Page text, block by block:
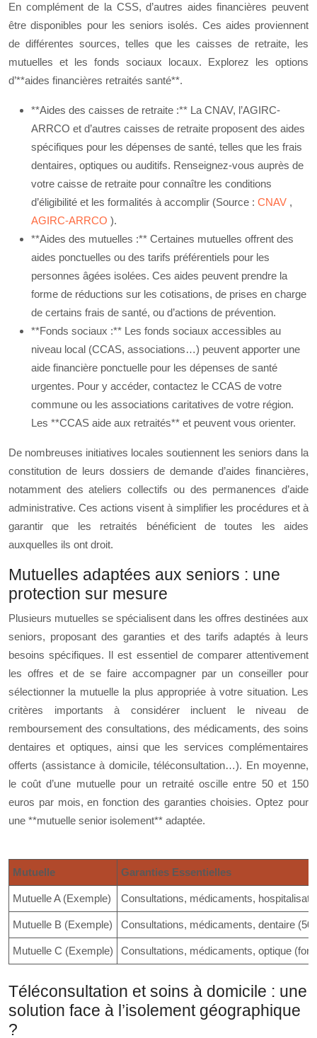
En complément de la CSS, d’autres aides financières peuvent
être disponibles pour les seniors isolés. Ces aides proviennent
de différentes sources, telles que les caisses de retraite, les
mutuelles et les fonds sociaux locaux. Explorez les options
d’**aides financières retraités santé**.
**Aides des caisses de retraite :** La CNAV, l’AGIRC-
ARRCO et d’autres caisses de retraite proposent des aides
spécifiques pour les dépenses de santé, telles que les frais
dentaires, optiques ou auditifs. Renseignez-vous auprès de
votre caisse de retraite pour connaître les conditions
d’éligibilité et les formalités à accomplir (Source : CNAV ,
AGIRC-ARRCO ).
**Aides des mutuelles :** Certaines mutuelles offrent des
aides ponctuelles ou des tarifs préférentiels pour les
personnes âgées isolées. Ces aides peuvent prendre la
forme de réductions sur les cotisations, de prises en charge
de certains frais de santé, ou d’actions de prévention.
**Fonds sociaux :** Les fonds sociaux accessibles au
niveau local (CCAS, associations…) peuvent apporter une
aide financière ponctuelle pour les dépenses de santé
urgentes. Pour y accéder, contactez le CCAS de votre
commune ou les associations caritatives de votre région.
Les **CCAS aide aux retraités** et peuvent vous orienter.
De nombreuses initiatives locales soutiennent les seniors dans la
constitution de leurs dossiers de demande d’aides financières,
notamment des ateliers collectifs ou des permanences d’aide
administrative. Ces actions visent à simplifier les procédures et à
garantir que les retraités bénéficient de toutes les aides
auxquelles ils ont droit.
Mutuelles adaptées aux seniors : une
protection sur mesure
Plusieurs mutuelles se spécialisent dans les offres destinées aux
seniors, proposant des garanties et des tarifs adaptés à leurs
besoins spécifiques. Il est essentiel de comparer attentivement
les offres et de se faire accompagner par un conseiller pour
sélectionner la mutuelle la plus appropriée à votre situation. Les
critères importants à considérer incluent le niveau de
remboursement des consultations, des médicaments, des soins
dentaires et optiques, ainsi que les services complémentaires
offerts (assistance à domicile, téléconsultation…). En moyenne,
le coût d’une mutuelle pour un retraité oscille entre 50 et 150
euros par mois, en fonction des garanties choisies. Optez pour
une **mutuelle senior isolement** adaptée.
Mutuelle Garanties Essentielles
Mutuelle A (Exemple) Consultations, médicaments,
Mutuelle B (Exemple) Consultations, médicaments, dentaire
Mutuelle C (Exemple) Consultations, médicaments, optique
Téléconsultation et soins à domicile : une
solution face à l’isolement géographique
?